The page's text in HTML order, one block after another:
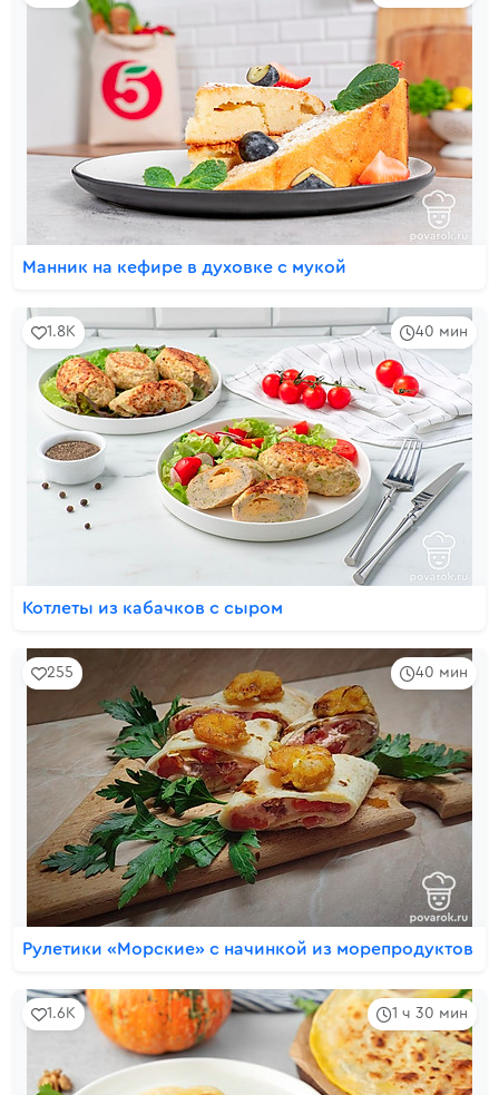
Манник на кефире в духовке с мукой
40 мин
1.8K
Котлеты из кабачков с сыром
40 мин
255
Рулетики «Морские» с начинкой из морепродуктов
1 ч 30 мин
1.6K